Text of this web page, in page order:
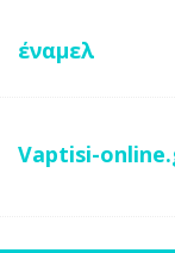
έναμελ
Vaptisi-